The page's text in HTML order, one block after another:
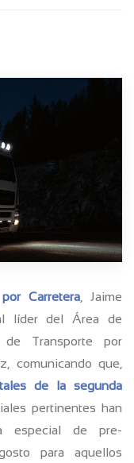
Carretera, Jaime
líder del Área de
de Transporte por
comunicando que,
de la segunda
pertinentes han
especial de pre-
para aquellos